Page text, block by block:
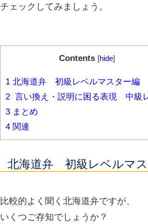
チェックしてみましょう。
Contents [hide]
1 北海道弁 初級レベルマスター編
2 言い換え・説明に困る表現 中級
3 まとめ
4 関連
北海道弁 初級レベルマ
比較的よく聞く北海道弁ですが、
いくつご存知でしょうか？